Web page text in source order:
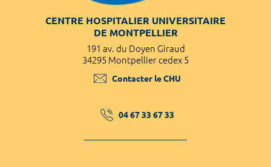
CENTRE HOSPITALIER UNIVERSITAIRE
DE MONTPELLIER
191 av. du Doyen Giraud
34295 Montpellier cedex 5
Contacter le CHU
04 67 33 67 33